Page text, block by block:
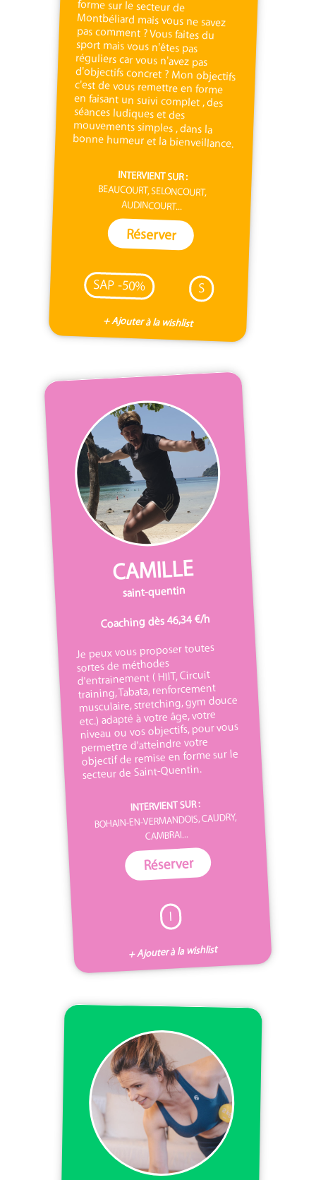
bonne humeur et la bienveillance.
INTERVIENT SUR :
BEAUCOURT, SELONCOURT,
AUDINCOURT...
Réserver
SAP -50% S
+ Ajouter à la wishlist
CAMILLE
saint-quentin
Coaching dès 46,34 €/h
Je peux vous proposer toutes
sortes de méthodes
d'entrainement ( HIIT, Circuit
training, Tabata, renforcement
musculaire, stretching, gym douce
etc.) adapté à votre âge, votre
niveau ou vos objectifs, pour vous
permettre d'atteindre votre
objectif de remise en forme sur le
secteur de Saint-Quentin.
INTERVIENT SUR :
BOHAIN-EN-VERMANDOIS, CAUDRY,
CAMBRAI...
Réserver
I
+ Ajouter à la wishlist